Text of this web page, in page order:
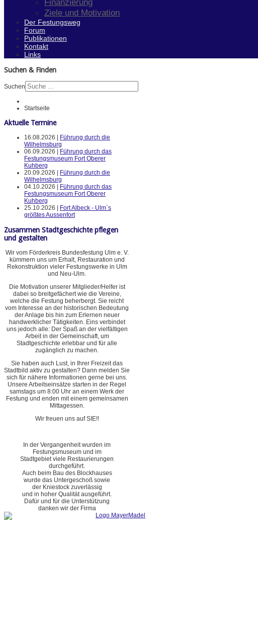
Finanzierung
Ziele und Motivation
Der Festungsweg
Forum
Publikationen
Kontakt
Links
Suchen & Finden
Suchen
Startseite
Aktuelle Termine
16.08.2026 |
Führung durch die
Wilhelmsburg
06.09.2026 |
Führung durch das
Festungsmuseum Fort Oberer
Kuhberg
20.09.2026 |
Führung durch die
Wilhelmsburg
04.10.2026 |
Führung durch das
Festungsmuseum Fort Oberer
Kuhberg
25.10.2026 |
Fort Albeck - Ulm`s
größtes Aussenfort
Zusammen Stadtgeschichte pflegen
und gestalten
Wir vom Förderkreis Bundesfestung Ulm e. V.
kümmern uns um Erhalt, Restauration und
Rekonstruktion vieler Festungswerke in Ulm
und Neu-Ulm.
Die Motivation unserer Mitglieder/Helfer ist
dabei so breitgefächert wie die Vereine,
welche die Festung beherbergt. Sie reicht
vom Interesse an der historischen Bedeutung
der Anlage bis hin zum Erlernen neuer
handwerklicher Tätigkeiten. Eins verbindet
uns jedoch alle: Der Spaß an der vielfältigen
Arbeit in der Gemeinschaft, um
Stadtgeschichte erlebbar und für alle
zugänglich zu machen.
Sie haben auch Lust, in Ihrer Freizeit das
Stadtbild aktiv zu gestalten? Dann melden Sie
sich für nähere Informationen gerne bei uns.
Unsere Arbeitseinsätze starten in der Regel
samstags um 8:00 Uhr an einem Werk der
Festung und enden mit einem gemeinsamen
Mittagessen.
Wir freuen uns auf SIE!!
In der Vergangenheit wurden im
Festungsmuseum und im
Stadtgebiet viele Restaurierungen
durchgeführt.
Auch beim Bau des Blockhauses
wurde das Untergeschoß sowie
der Kniestock zuverlässig
und in hoher Qualität ausgeführt.
Dafür und für die Unterstützung
danken wir der Firma